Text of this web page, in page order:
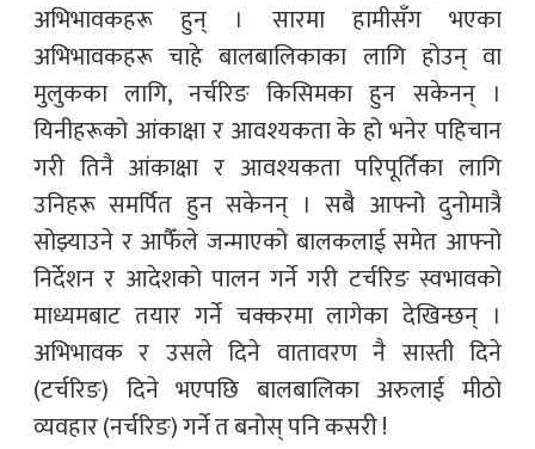
अभिभावकहरू हुन् । सारमा हामीसँग भएका
अभिभावकहरू चाहे बालबालिकाका लागि होउन् वा
मुलुकका लागि, नर्चरिङ किसिमका हुन सकेनन् ।
यिनीहरूको आंकाक्षा र आवश्यकता के हो भनेर पहिचान
गरी तिनै आंकाक्षा र आवश्यकता परिपूर्तिका लागि
उनिहरू समर्पित हुन सकेनन् । सबै आफ्नो दुनोमात्रै
सोझ्याउने र आफैँले जन्माएको बालकलाई समेत आफ्नो
निर्देशन र आदेशको पालन गर्ने गरी टर्चरिङ स्वभावको
माध्यमबाट तयार गर्ने चक्करमा लागेका देखिन्छन् ।
अभिभावक र उसले दिने वातावरण नै सास्ती दिने
(टर्चरिङ) दिने भएपछि बालबालिका अरुलाई मीठो
व्यवहार (नर्चरिङ) गर्ने त बनोस् पनि कसरी !